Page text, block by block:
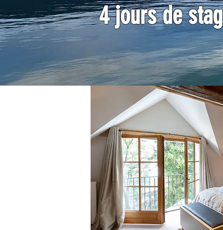
4 jours de